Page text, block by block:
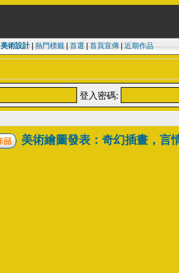
美術設計| 熱門標籤| 首選 首頁宣傳| 近期作品
登入密碼:
美術繪圖發表：奇幻插畫，言